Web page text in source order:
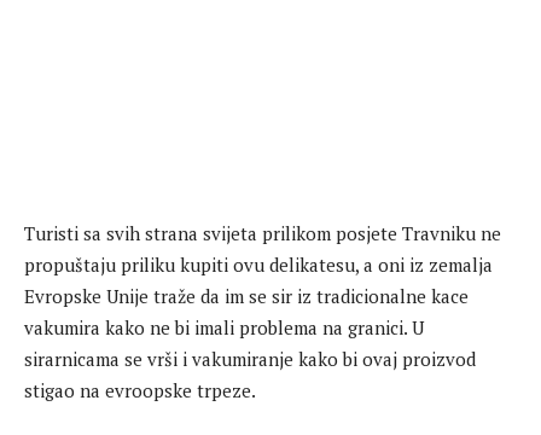
Turisti sa svih strana svijeta prilikom posjete Travniku ne
propuštaju priliku kupiti ovu delikatesu, a oni iz zemalja
Evropske Unije traže da im se sir iz tradicionalne kace
vakumira kako ne bi imali problema na granici. U
sirarnicama se vrši i vakumiranje kako bi ovaj proizvod
stigao na evroopske trpeze.